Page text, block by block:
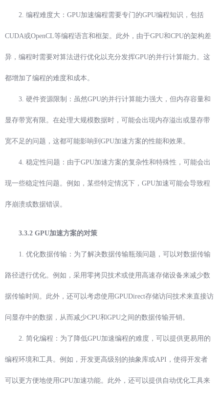
2. 编程难度大：GPU加速编程需要专门的GPU编程知识，包括
CUDA或OpenCL等编程语言和框架。此外，由于GPU和CPU的架构差
异，编程时需要对算法进行优化以充分发挥GPU的并行计算能力。这
都增加了编程的难度和成本。
3. 硬件资源限制：虽然GPU的并行计算能力强大，但内存容量和
显存带宽有限。在处理大规模数据时，可能会出现内存溢出或显存带
宽不足的问题，这都可能影响到GPU加速方案的性能和效果。
4. 稳定性问题：由于GPU加速方案的复杂性和特殊性，可能会出
现一些稳定性问题。例如，某些特定情况下，GPU加速可能会导致程
序崩溃或数据错误。
3.3.2 GPU加速方案的对策
1. 优化数据传输：为了解决数据传输瓶颈问题，可以对数据传输
路径进行优化。例如，采用零拷贝技术或使用高速存储设备来减少数
据传输时间。此外，还可以考虑使用GPUDirect存储访问技术来直接访
问显存中的数据，从而减少CPU和GPU之间的数据传输开销。
2. 简化编程：为了降低GPU加速编程的难度，可以提供更易用的
编程环境和工具。例如，开发更高级别的抽象库或API，使得开发者
可以更方便地使用GPU加速功能。此外，还可以提供自动优化工具来